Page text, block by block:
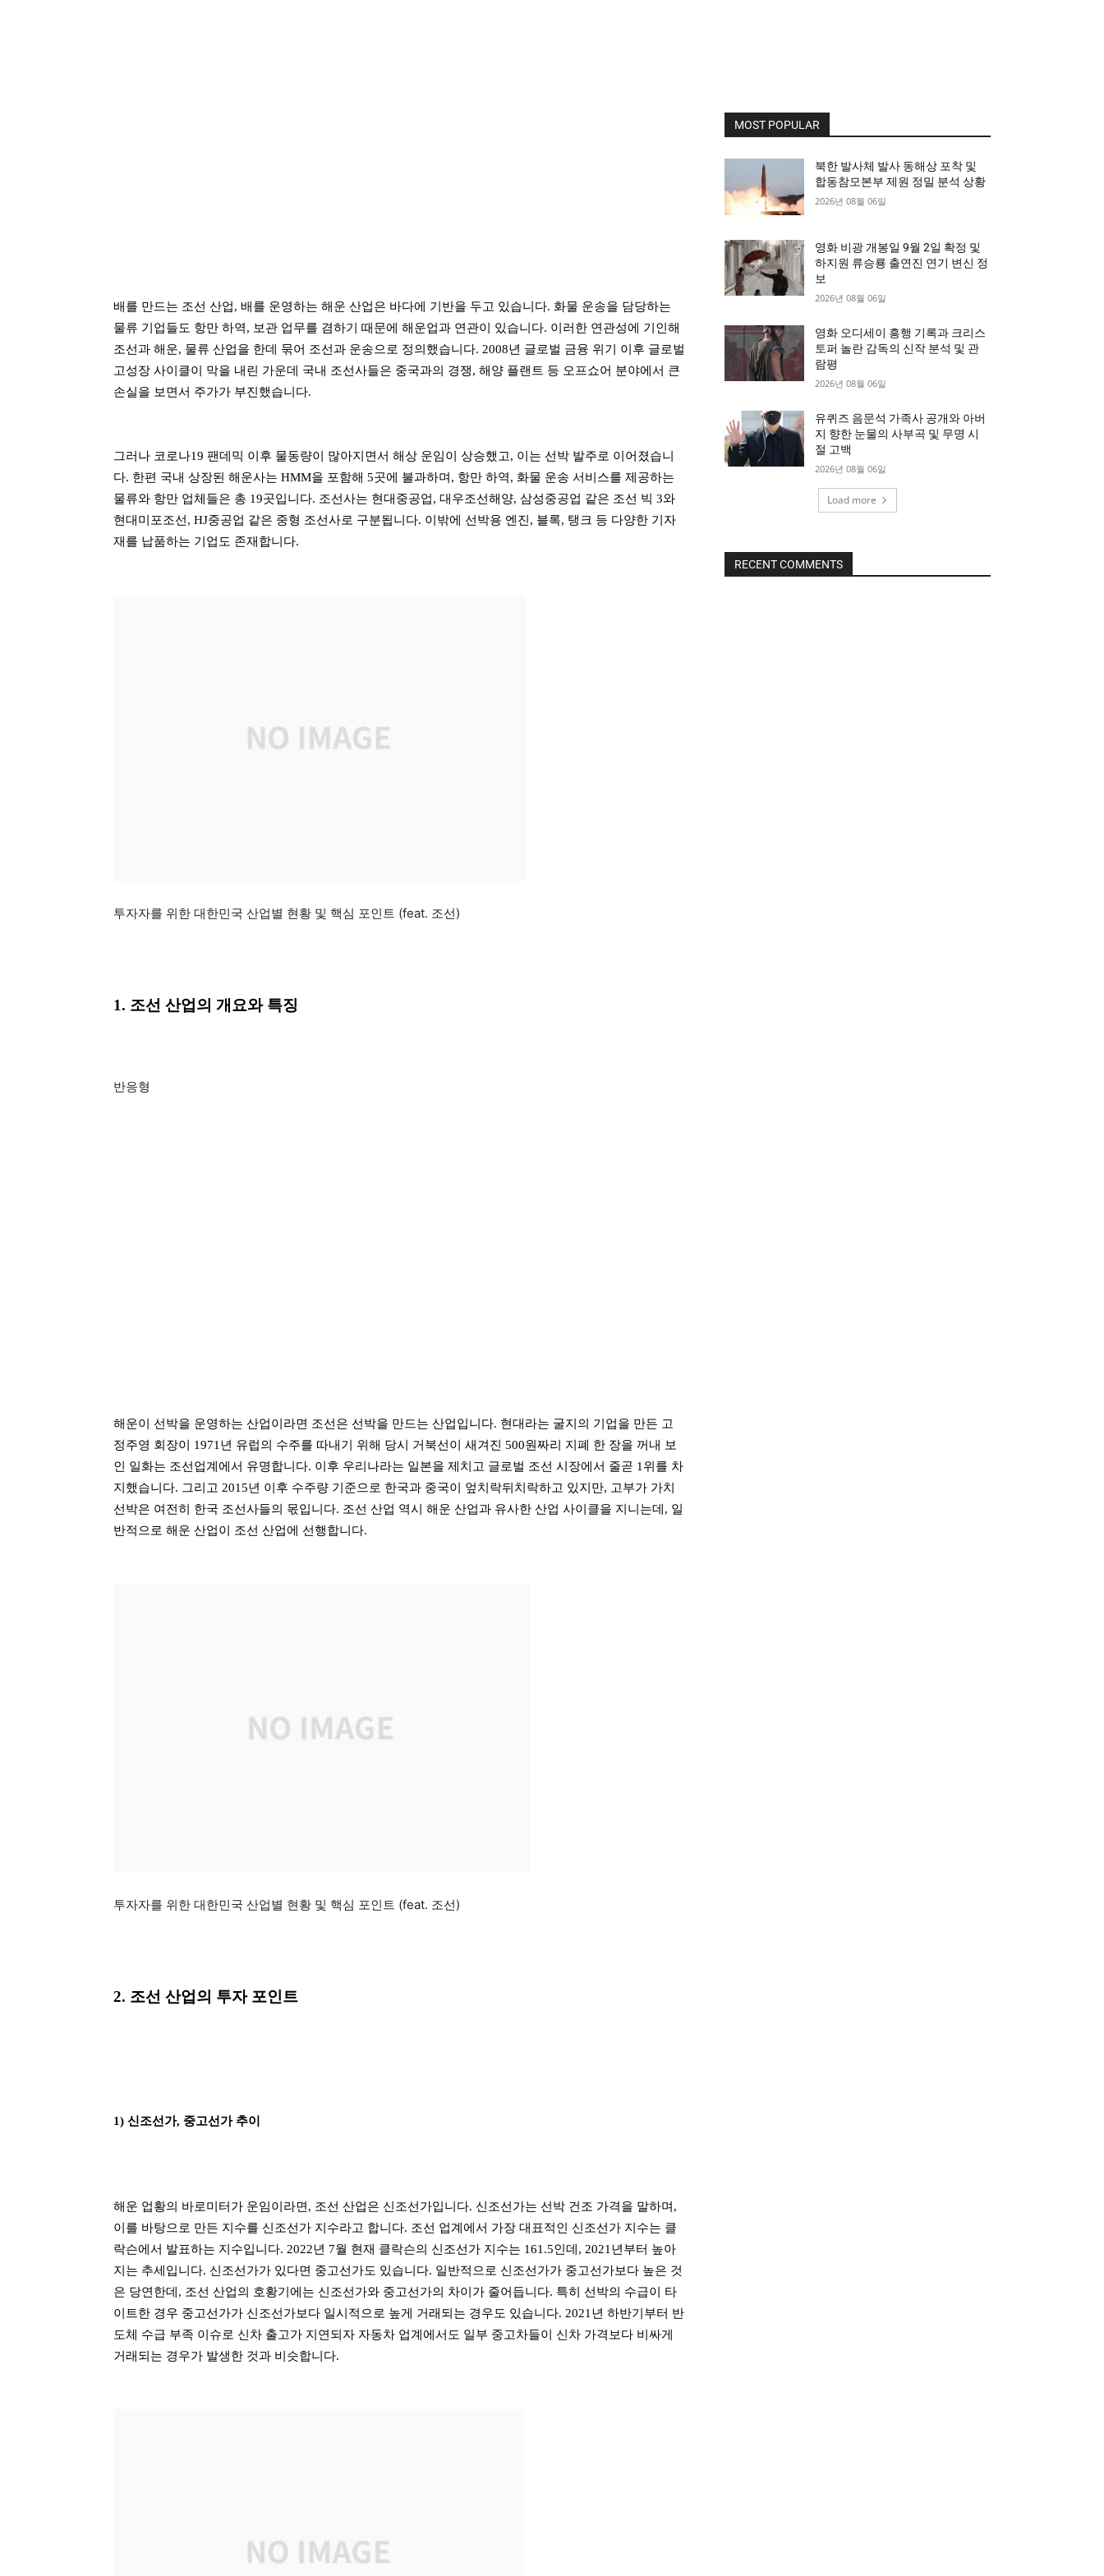
배를 만드는 조선 산업, 배를 운영하는 해운 산업은 바다에 기반을 두고 있습니다. 화물 운송을 담당하는
물류 기업들도 항만 하역, 보관 업무를 겸하기 때문에 해운업과 연관이 있습니다. 이러한 연관성에 기인해
조선과 해운, 물류 산업을 한데 묶어 조선과 운송으로 정의했습니다. 2008년 글로벌 금융 위기 이후 글로벌
고성장 사이클이 막을 내린 가운데 국내 조선사들은 중국과의 경쟁, 해양 플랜트 등 오프쇼어 분야에서 큰
손실을 보면서 주가가 부진했습니다.
그러나 코로나19 팬데믹 이후 물동량이 많아지면서 해상 운임이 상승했고, 이는 선박 발주로 이어졌습니
다. 한편 국내 상장된 해운사는 HMM을 포함해 5곳에 불과하며, 항만 하역, 화물 운송 서비스를 제공하는
물류와 항만 업체들은 총 19곳입니다. 조선사는 현대중공업, 대우조선해양, 삼성중공업 같은 조선 빅 3와
현대미포조선, HJ중공업 같은 중형 조선사로 구분됩니다. 이밖에 선박용 엔진, 블록, 탱크 등 다양한 기자
재를 납품하는 기업도 존재합니다.
투자자를 위한 대한민국 산업별 현황 및 핵심 포인트 (feat. 조선)
1. 조선 산업의 개요와 특징
반응형
해운이 선박을 운영하는 산업이라면 조선은 선박을 만드는 산업입니다. 현대라는 굴지의 기업을 만든 고
정주영 회장이 1971년 유럽의 수주를 따내기 위해 당시 거북선이 새겨진 500원짜리 지폐 한 장을 꺼내 보
인 일화는 조선업계에서 유명합니다. 이후 우리나라는 일본을 제치고 글로벌 조선 시장에서 줄곧 1위를 차
지했습니다. 그리고 2015년 이후 수주량 기준으로 한국과 중국이 엎치락뒤치락하고 있지만, 고부가 가치
선박은 여전히 한국 조선사들의 몫입니다. 조선 산업 역시 해운 산업과 유사한 산업 사이클을 지니는데, 일
반적으로 해운 산업이 조선 산업에 선행합니다.
투자자를 위한 대한민국 산업별 현황 및 핵심 포인트 (feat. 조선)
2. 조선 산업의 투자 포인트
1) 신조선가, 중고선가 추이
해운 업황의 바로미터가 운임이라면, 조선 산업은 신조선가입니다. 신조선가는 선박 건조 가격을 말하며,
이를 바탕으로 만든 지수를 신조선가 지수라고 합니다. 조선 업계에서 가장 대표적인 신조선가 지수는 클
락슨에서 발표하는 지수입니다. 2022년 7월 현재 클락슨의 신조선가 지수는 161.5인데, 2021년부터 높아
지는 추세입니다. 신조선가가 있다면 중고선가도 있습니다. 일반적으로 신조선가가 중고선가보다 높은 것
은 당연한데, 조선 산업의 호황기에는 신조선가와 중고선가의 차이가 줄어듭니다. 특히 선박의 수급이 타
이트한 경우 중고선가가 신조선가보다 일시적으로 높게 거래되는 경우도 있습니다. 2021년 하반기부터 반
도체 수급 부족 이슈로 신차 출고가 지연되자 자동차 업계에서도 일부 중고차들이 신차 가격보다 비싸게
거래되는 경우가 발생한 것과 비슷합니다.
MOST POPULAR
북한 발사체 발사 동해상 포착 및
합동참모본부 제원 정밀 분석 상황
2026년 08월 06일
영화 비광 개봉일 9월 2일 확정 및
하지원 류승룡 출연진 연기 변신 정
보
2026년 08월 06일
영화 오디세이 흥행 기록과 크리스
토퍼 놀란 감독의 신작 분석 및 관
람평
2026년 08월 06일
유퀴즈 음문석 가족사 공개와 아버
지 향한 눈물의 사부곡 및 무명 시
절 고백
2026년 08월 06일
Load more
RECENT COMMENTS